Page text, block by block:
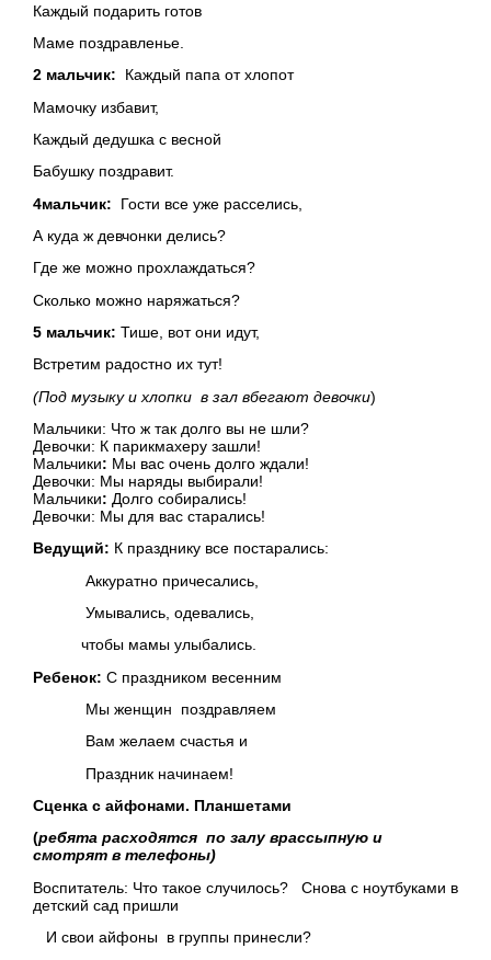
Каждый подарить готов
Маме поздравленье.
2 мальчик:
Каждый папа от хлопот
Мамочку избавит,
Каждый дедушка с весной
Бабушку поздравит.
4мальчик: Гости все уже расселись,
А куда ж девчонки делись?
Где же можно прохлаждаться?
Сколько можно наряжаться?
5 мальчик: Тише, вот они идут,
Встретим радостно их тут!
(Под музыку и хлопки в зал вбегают девочки)
Мальчики: Что ж так долго вы не шли?
Девочки: К парикмахеру зашли!
Мальчики: Мы вас очень долго ждали!
Девочки: Мы наряды выбирали!
Мальчики: Долго собирались!
Девочки: Мы для вас старались!
Ведущий: К празднику все постарались:
Аккуратно причесались,
Умывались, одевались,
чтобы мамы улыбались.
Ребенок: С праздником весенним
Мы женщин поздравляем
Вам желаем счастья и
Праздник начинаем!
Сценка с айфонами. Планшетами
(ребята расходятся по залу врассыпную и
смотрят в телефоны)
Воспитатель: Что такое случилось? Снова с ноутбуками в
детский сад пришли
И свои айфоны в группы принесли?